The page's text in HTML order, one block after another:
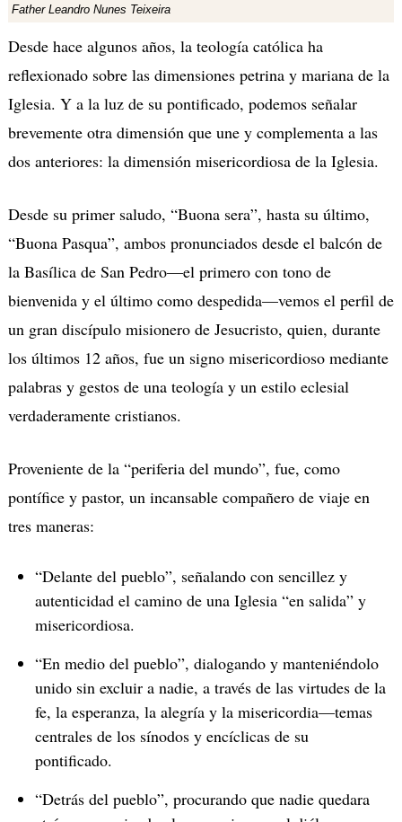
Father Leandro Nunes Teixeira
Desde hace algunos años, la teología católica ha
reflexionado sobre las dimensiones petrina y mariana de la
Iglesia. Y a la luz de su pontificado, podemos señalar
brevemente otra dimensión que une y complementa a las
dos anteriores: la dimensión misericordiosa de la Iglesia.
Desde su primer saludo, “Buona sera”, hasta su último,
“Buona Pasqua”, ambos pronunciados desde el balcón de
la Basílica de San Pedro—el primero con tono de
bienvenida y el último como despedida—vemos el perfil de
un gran discípulo misionero de Jesucristo, quien, durante
los últimos 12 años, fue un signo misericordioso mediante
palabras y gestos de una teología y un estilo eclesial
verdaderamente cristianos.
Proveniente de la “periferia del mundo”, fue, como
pontífice y pastor, un incansable compañero de viaje en
tres maneras:
“Delante del pueblo”, señalando con sencillez y
autenticidad el camino de una Iglesia “en salida” y
misericordiosa.
“En medio del pueblo”, dialogando y manteniéndolo
unido sin excluir a nadie, a través de las virtudes de la
fe, la esperanza, la alegría y la misericordia—temas
centrales de los sínodos y encíclicas de su
pontificado.
“Detrás del pueblo”, procurando que nadie quedara